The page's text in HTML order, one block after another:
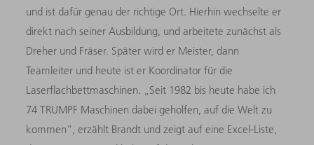
und ist dafür genau der richtige Ort. Hierhin wechselte er
direkt nach seiner Ausbildung, und arbeitete zunächst als
Dreher und Fräser. Später wird er Meister, dann
Teamleiter und heute ist er Koordinator für die
Laserflachbettmaschinen. „Seit 1982 bis heute habe ich
74 TRUMPF Maschinen dabei geholfen, auf die Welt zu
kommen“, erzählt Brandt und zeigt auf eine Excel-Liste,